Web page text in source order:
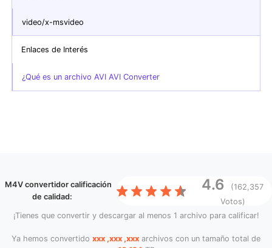
video/x-msvideo
Enlaces de Interés
¿Qué es un archivo AVI AVI Converter
M4V convertidorcalificación
de calidad:
4.6
(162,357
Votos)
¡Tienes que convertir y descargar al menos 1 archivo para calificar!
Ya hemos convertido xxx ,xxx ,xxx archivos con un tamaño total de